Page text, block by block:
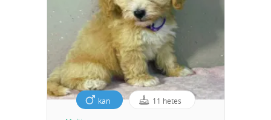
kan 11 hetes